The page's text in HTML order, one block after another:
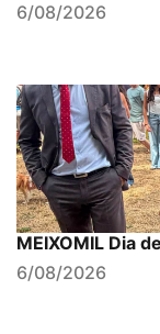
6/08/2026
MEIXOMIL Dia
6/08/2026